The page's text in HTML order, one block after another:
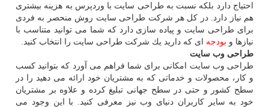
احتیاج دارد بلكه نسبت به طراحی سایت با وردپرس به هزینه بیشتری
هم نیاز دارد. در كل هر شركت طراحی سایت روش منحصر به فردی
برای طراحی سایت و پیاده سازی دارد كه شما می توانید متناسب با
نیازها و بودجه ای كه دارید یك شركت طراحی سایت را انتخاب كنید.
طراحی وب سایت
طراحی وب سایت امكانی برای شما فراهم می آورد كه بتوانید كسب
و كار، محصولات و خدماتی كه به مشتریان خود ارائه می دهید را در
سطح كشور و حتی در سطح جهانی تبلیغ كرده و علاوه بر مشتریان
خود به سایر كاربران دنیای وب نیز معرفی كنید. با این وجود می